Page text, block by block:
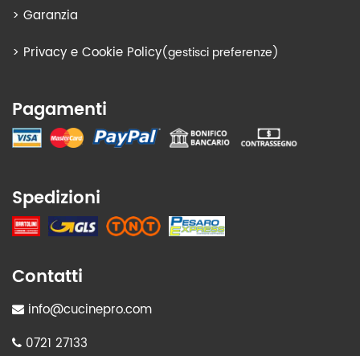
> Garanzia
> Privacy e Cookie Policy(gestisci preferenze)
Pagamenti
Spedizioni
Contatti
info@cucinepro.com
0721 27133